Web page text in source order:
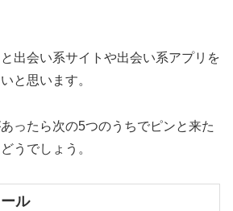
出会い系サイトや出会い系アプリを
と思います。
ったら次の5つのうちでピンと来た
うでしょう。
ル